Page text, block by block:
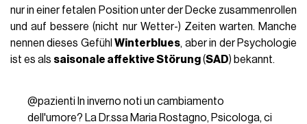
nur in einer fetalen Position unter der Decke zusammenrollen
und auf bessere (nicht nur Wetter-) Zeiten warten. Manche
nennen dieses GefühlWinterblues, aber in der Psychologie
ist es als saisonale affektive Störung(SAD) bekannt.
@pazienti In inverno noti un cambiamento
dell'umore? La Dr.ssa Maria Rostagno, Psicologa, ci